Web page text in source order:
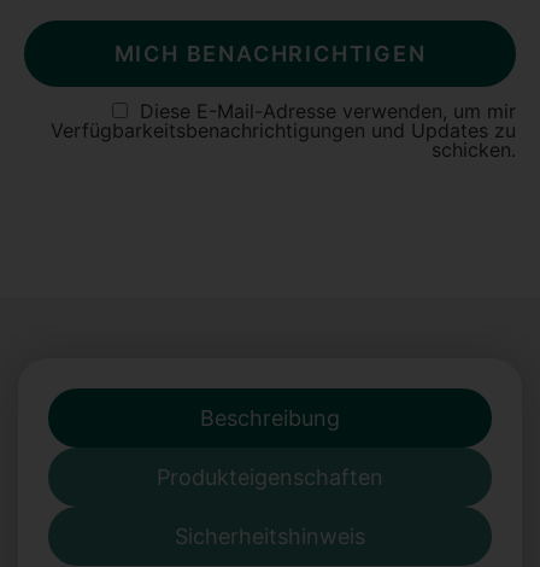
MICH BENACHRICHTIGEN
Diese E-Mail-Adresse verwenden, um mir
Verfügbarkeitsbenachrichtigungen und Updates zu
schicken.
Beschreibung
Produkteigenschaften
Sicherheitshinweis